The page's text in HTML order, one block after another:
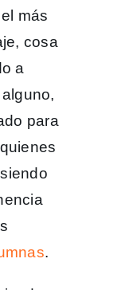
más
cosa
a
para
.